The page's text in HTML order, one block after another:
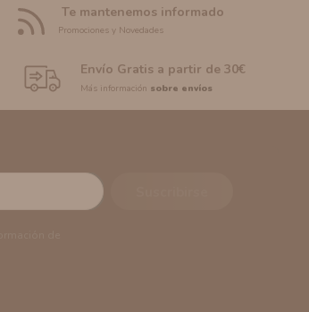
Te mantenemos informado
Promociones y Novedades
Envío Gratis a partir de 30€
Más información sobre envíos